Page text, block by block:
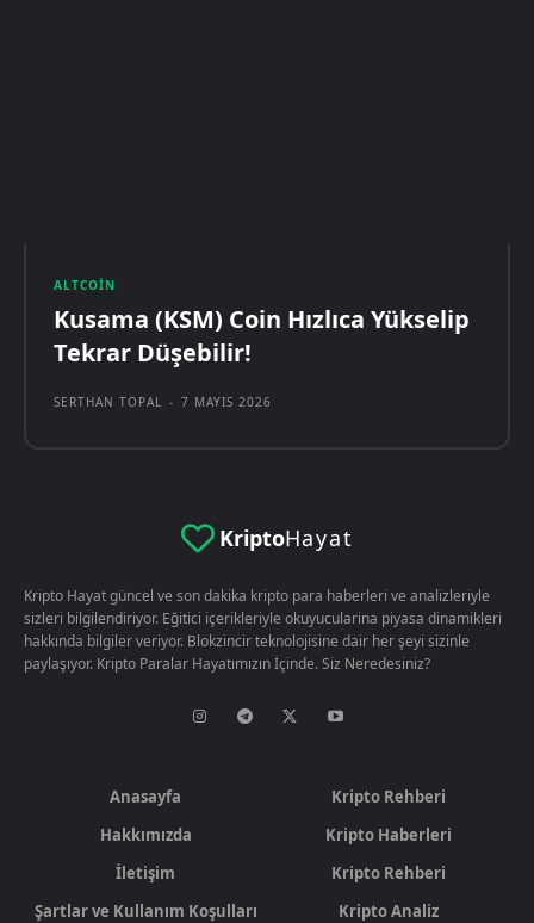
ALTCOIN
Kusama (KSM) Coin Hızlıca Yükselip
Tekrar Düşebilir!
SERTHAN TOPAL - 7 MAYIS 2026
KriptoHayat
Kripto Hayat güncel ve son dakika kripto para haberleri ve analizleriyle
sizleri bilgilendiriyor. Eğitici içerikleriyle okuyucularina piyasa dinamikleri
hakkında bilgiler veriyor. Blokzincir teknolojisine dair her şeyi sizinle
paylaşıyor. Kripto Paralar Hayatımızın İçinde. Siz Neredesiniz?
Anasayfa
Hakkımızda
İletişim
Şartlar ve Kullanım Koşulları
Kripto Rehberi
Kripto Haberleri
Kripto Rehberi
Kripto Analiz